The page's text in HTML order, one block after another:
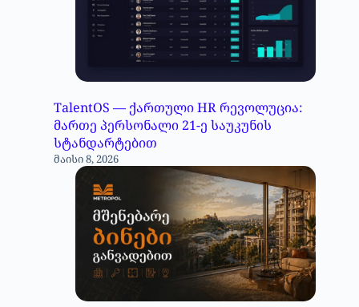
TalentOS — ქართული HR რევოლუცია:
მართე პერსონალი 21-ე საუკუნის
სტანდარტებით
მაისი 8, 2026